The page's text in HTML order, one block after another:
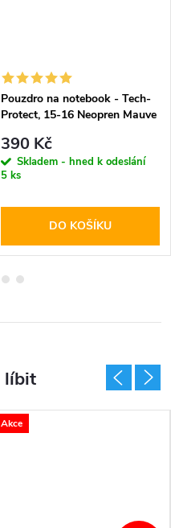
Pouzdro na notebook - Tech-
Protect, 15-16 Neopren Mauve
390 Kč
Skladem - hned k odeslání
5 ks
DO KOŠÍKU
Akce